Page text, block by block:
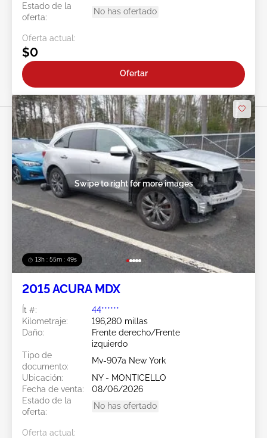
Estado de la
oferta:
No has ofertado
Oferta actual:
$0
Ofertar
13h : 55m : 46s
Swipe to right for more images
2015 ACURA MDX
Ít #:
44******
Kilometraje:
196,280 millas
Daño:
Frente derecho/Frente
izquierdo
Tipo de
documento:
Mv-907a New York
Ubicación:
NY - MONTICELLO
Fecha de venta:
08/06/2026
Estado de la
oferta:
No has ofertado
Oferta actual: